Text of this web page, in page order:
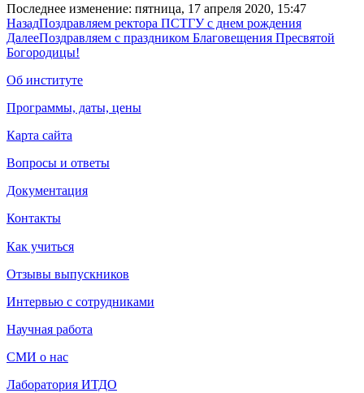
Последнее изменение: пятница, 17 апреля 2020, 15:47
НазадПоздравляем ректора ПСТГУ с днем рождения
ДалееПоздравляем с праздником Благовещения Пресвятой
Богородицы!
Об институте
Программы, даты, цены
Карта сайта
Вопросы и ответы
Документация
Контакты
Как учиться
Отзывы выпускников
Интервью с сотрудниками
Научная работа
СМИ о нас
Лаборатория ИТДО